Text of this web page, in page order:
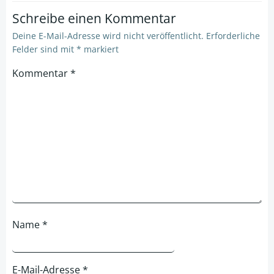
Schreibe einen Kommentar
Deine E-Mail-Adresse wird nicht veröffentlicht. Erforderliche
Felder sind mit * markiert
Kommentar*
Name*
E-Mail-Adresse*